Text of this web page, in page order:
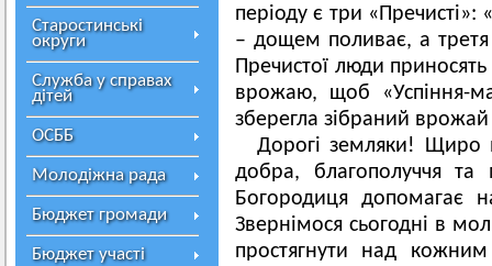
Старостинські
округи
Служба у справах
дітей
ОСББ
Молодіжна рада
Бюджет громади
Бюджет участі
періоду є три
– дощем поливає, а
Пречистої люди
врожаю, щоб «Успіння-
зберегла зібраний
Дорогі земляки! Щиро
добра, благополуччя та
Богородиця допомагає
Звернімося сьогодні в
простягнути над